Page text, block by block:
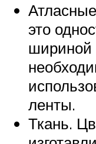
это
шириной
ленты.
Ткань.